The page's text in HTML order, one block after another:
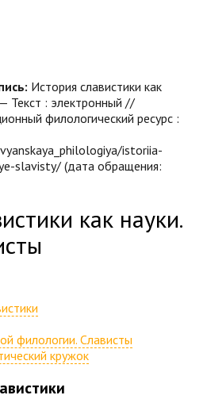
История славистики как
Текст : электронный //
филологический ресурс :
istoriia-
slavisty/ (дата обращения:
как науки.
филологии. Слависты
кружок